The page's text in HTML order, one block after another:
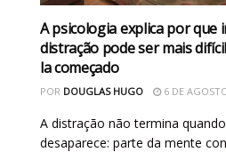
A psicologia explica por
distração pode ser mais
la começado
POR DOUGLAS HUGO 6 DE
A distração não termina
desaparece: parte da mente